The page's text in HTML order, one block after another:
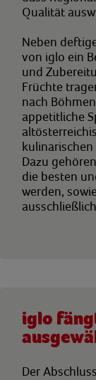
Qualität
Neben
von iglo ein
und
Früchte
nach
appetitliche
kulinarischen
Dazu
die besten
werden,
iglo
Der